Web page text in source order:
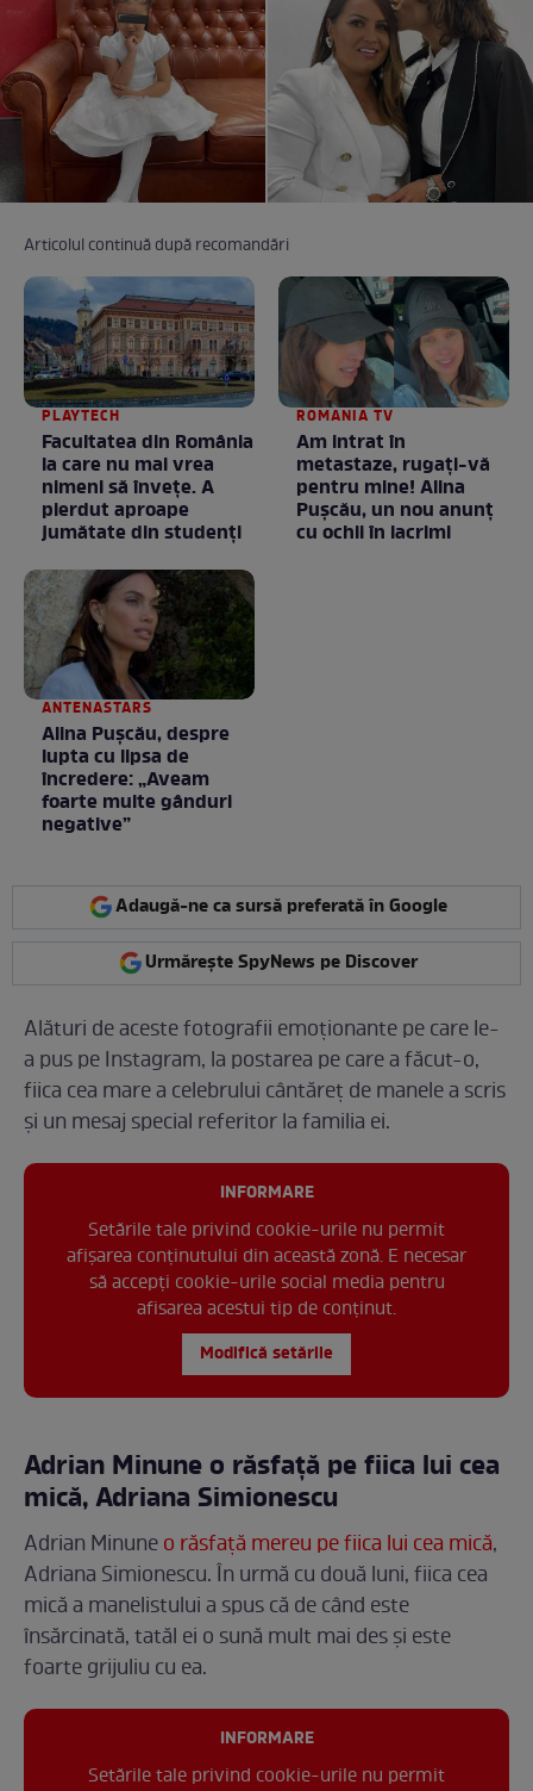
Articolul continuă după recomandări
PLAYTECH
Facultatea din România
la care nu mai vrea
nimeni să înveţe. A
pierdut aproape
jumătate din studenţi
ROMANIA TV
Am intrat în
metastaze, rugaţi-vă
pentru mine! Alina
Puşcău, un nou anunţ
cu ochii în lacrimi
ANTENASTARS
Alina Pușcău, despre
lupta cu lipsa de
încredere: „Aveam
foarte multe gânduri
negative”
Adaugă-ne ca sursă preferată în Google
Urmărește SpyNews pe Discover
Alături de aceste fotografii emoționante pe care le-
a pus pe Instagram, la postarea pe care a făcut-o,
fiica cea mare a celebrului cântăreț de manele a scris
și un mesaj special referitor la familia ei.
INFORMARE
Setările tale privind cookie-urile nu permit
afișarea conținutului din această zonă. E necesar
să accepți cookie-urile social media pentru
afisarea acestui tip de conținut.
Modifică setările
Adrian Minune o răsfață pe fiica lui cea
mică, Adriana Simionescu
Adrian Minuneo răsfață mereu pe fiica lui cea mică,
Adriana Simionescu. În urmă cu două luni, fiica cea
mică a manelistului a spus că de când este
însărcinată, tatăl ei o sună mult mai des și este
foarte grijuliu cu ea.
INFORMARE
Setările tale privind cookie-urile nu permit